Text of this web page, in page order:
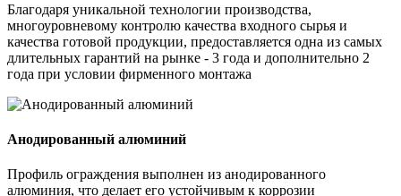
Благодаря уникальной технологии производства,
многоуровневому контролю качества входного сырья и
качества готовой продукции, предоставляется одна из самых
длительных гарантий на рынке - 3 года и дополнительно 2
года при условии фирменного монтажа
Анодированный алюминий
Профиль ограждения выполнен из анодированного
алюминия, что делает его устойчивым к коррозии